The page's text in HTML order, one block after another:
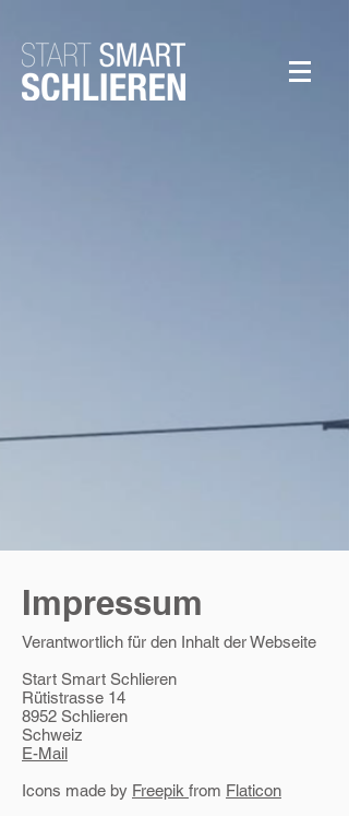
Impressum
Verantwortlich für den Inhalt der Webseite
Start Smart Schlieren
Rütistrasse 14
8952 Schlieren
Schweiz
E-Mail
Icons made by Freepik from Flaticon